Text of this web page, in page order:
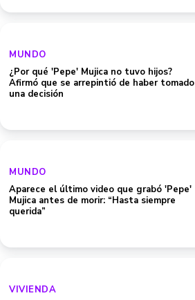
MUNDO
¿Por qué 'Pepe' Mujica no tuvo hijos?
Afirmó que se arrepintió de haber tomado
una decisión
MUNDO
Aparece el último video que grabó 'Pepe'
Mujica antes de morir: “Hasta siempre
querida”
VIVIENDA